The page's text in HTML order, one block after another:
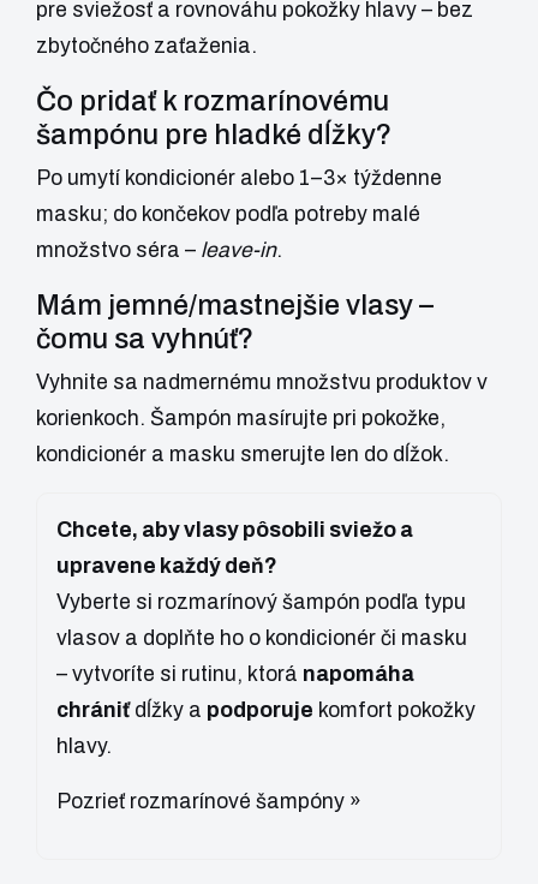
pre sviežosť a rovnováhu pokožky hlavy – bez
zbytočného zaťaženia.
Čo pridať k rozmarínovému
šampónu pre hladké dĺžky?
Po umytí kondicionér alebo 1–3× týždenne
masku; do končekov podľa potreby malé
množstvo séra – leave-in.
Mám jemné/mastnejšie vlasy –
čomu sa vyhnúť?
Vyhnite sa nadmernému množstvu produktov v
korienkoch. Šampón masírujte pri pokožke,
kondicionér a masku smerujte len do dĺžok.
Chcete, aby vlasy pôsobili sviežo a
upravene každý deň?
Vyberte si rozmarínový šampón podľa typu
vlasov a doplňte ho o kondicionér či masku
– vytvoríte si rutinu, ktorá napomáha
chrániťdĺžky a podporuje komfort pokožky
hlavy.
Pozrieť rozmarínové šampóny »